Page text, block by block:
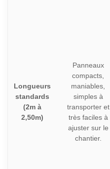
Longueurs
standards
(2m à
2,50m)
Panneaux
compacts,
maniables,
simples à
transporter et
très faciles à
ajuster sur le
chantier.